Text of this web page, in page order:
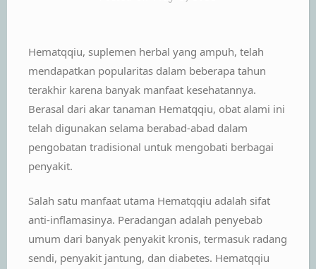
Hematqqiu, suplemen herbal yang ampuh, telah
mendapatkan popularitas dalam beberapa tahun
terakhir karena banyak manfaat kesehatannya.
Berasal dari akar tanaman Hematqqiu, obat alami ini
telah digunakan selama berabad-abad dalam
pengobatan tradisional untuk mengobati berbagai
penyakit.
Salah satu manfaat utama Hematqqiu adalah sifat
anti-inflamasinya. Peradangan adalah penyebab
umum dari banyak penyakit kronis, termasuk radang
sendi, penyakit jantung, dan diabetes. Hematqqiu